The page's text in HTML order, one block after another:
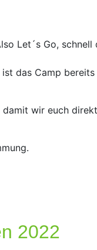
Let´s Go, schnell
ist das Camp bereits
damit wir euch direkt
2022